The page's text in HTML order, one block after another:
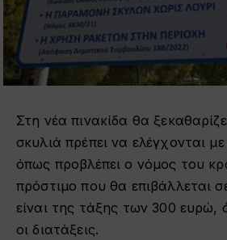
Στη νέα πινακίδα θα
σκυλιά πρέπει να ελέγχονται
όπως προβλέπει ο νόμος του
πρόστιμο που θα επιβάλλεται
είναι της τάξης των 300 ευρώ,
οι διατάξεις.